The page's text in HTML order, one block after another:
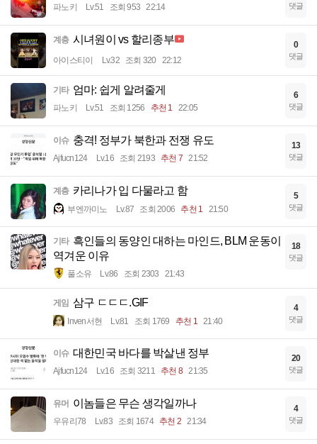
파노키 Lv.51 조회 953 22:14 댓글
계층 시녀원이 vs 할리종부
아이스티이 Lv.32 조회 320 22:12
0
댓글
기타 엄마: 쉽게 알려줄게
파노키 Lv.51 조회 1256 추천 1 22:05
6
댓글
이슈 충격! 정부가 북한과 전쟁 유도
Ajfucn124 Lv.16 조회 2193 추천 7 21:52
13
댓글
계층 카리나가 입 다물라고 함
부엔까미노 Lv.87 조회 2006 추천 1 21:50
5
댓글
기타 흑인들의 동양인 대하는 마인드, BLM 운동이
역겨운 이유
풀소유 Lv.86 조회 2303 21:43
18
댓글
게임 삼구 ㄷㄷㄷ.GIF
Inven서현 Lv.81 조회 1769 추천 1 21:40
4
댓글
이슈 대한민국 바다를 박살낸 정부
Ajfucn124 Lv.16 조회 3211 추천 8 21:35
20
댓글
유머 이놈들은 무슨 생각일까나
우유리78 Lv.83 조회 1674 추천 2 21:34
4
댓글